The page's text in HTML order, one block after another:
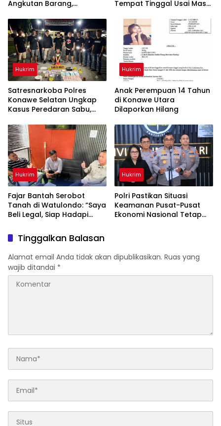
Angkutan Barang,
Kendaraan Demi
Keselamatan Berlalu Lintas
Tempat Tinggal Usai Masa
Hukrim
Satresnarkoba Polres
Konawe Selatan Ungkap
Kasus Peredaran Sabu,
Diamankan
Hukrim
Anak Perempuan 14 Tahun
di Konawe Utara
Dilaporkan Hilang
Hukrim
‎Fajar Bantah Serobot
Tanah di Watulondo: “Saya
Beli Legal, Siap Hadapi
Hukrim
Polri Pastikan Situasi
Keamanan Pusat-Pusat
Ekonomi Nasional Tetap
Tinggalkan Balasan
Alamat email Anda tidak akan dipublikasikan. Ruas yang
wajib ditandai *